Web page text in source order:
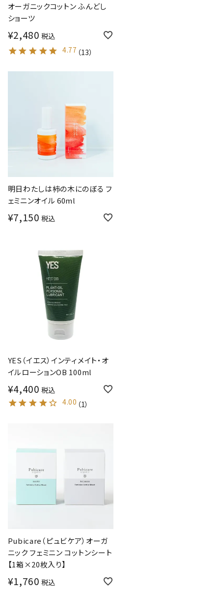
オーガニックコットン ふんどし
ショーツ
¥2,480 税込
4.77 （13）
明日わたしは柿の木にのぼる フ
ェミニンオイル 60ml
¥7,150 税込
YES（イエス）インティメイト・オ
イルローションOB 100ml
¥4,400 税込
4.00 （1）
Pubicare（ピュビケア）オーガ
ニック フェミニン コットンシート
【1箱×20枚入り】
¥1,760 税込